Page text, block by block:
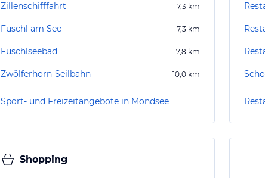
Zillenschifffahrt 7,3 km
Fuschl am See 7,3 km
Fuschlseebad 7,8 km
Zwölferhorn-Seilbahn 10,0 km
Sport- und Freizeitangebote in Mondsee
Shopping